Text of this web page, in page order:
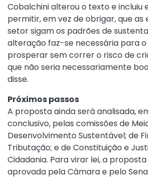
Cobalchini alterou o texto e incluiu
permitir, em vez de obrigar, que as
setor sigam os padrões de
alteração faz-se necessária para
prosperar sem correr o risco de
que não seria necessariamente
disse.
Próximos passos
A proposta ainda será analisada,
conclusivo, pelas comissões de
Desenvolvimento Sustentável; de
Tributação; e de Constituição e
Cidadania. Para virar lei, a
aprovada pela Câmara e pelo